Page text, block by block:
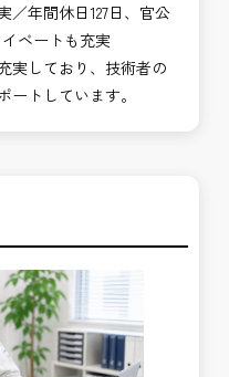
／年間休日127日、官公
ベートも充実
実しており、技術者の
トしています。